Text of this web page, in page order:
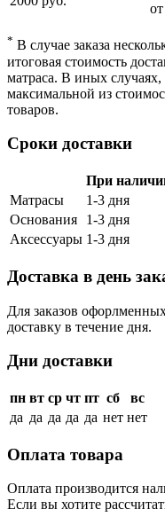
от
* В случае заказа
итоговая стоимость
матраса. В иных случаях,
максимальной из
товаров.
Сроки доставки
При
Матрасы
1-3 дня
Основания
1-3 дня
Аксессуары 1-3 дня
Доставка в день
Для заказов
доставку в течение дня.
Дни доставки
пн вт ср чт пт сб
вс
да да да да да нет нет
Оплата товара
Оплата производится
Если вы хотите